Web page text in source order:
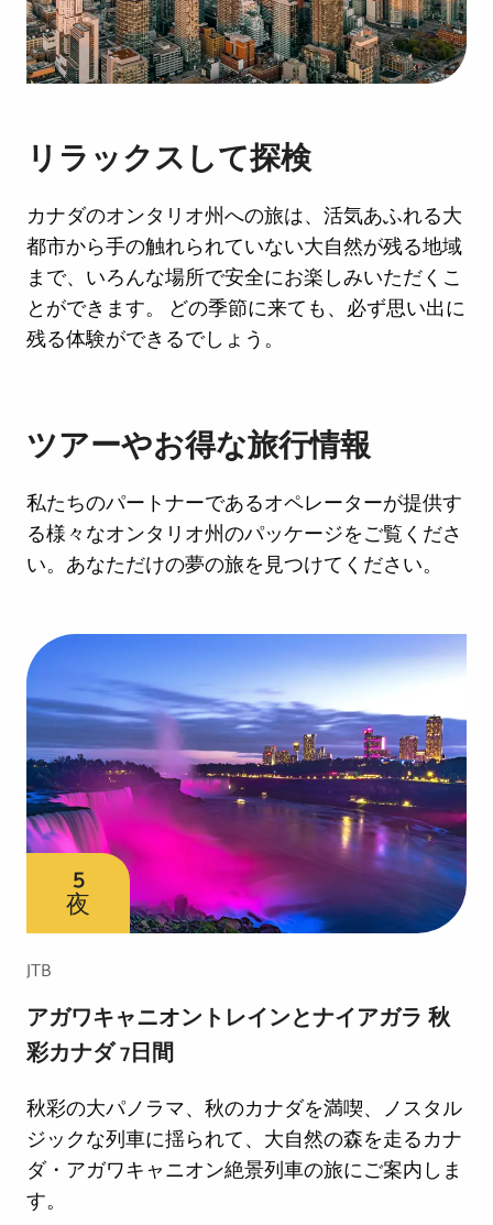
リラックスして探検
カナダのオンタリオ州への旅は、活気あふれる大
都市から手の触れられていない大自然が残る地域
まで、いろんな場所で安全にお楽しみいただくこ
とができます。 どの季節に来ても、必ず思い出に
残る体験ができるでしょう。
ツアーやお得な旅行情報
私たちのパートナーであるオペレーターが提供す
る様々なオンタリオ州のパッケージをご覧くださ
い。あなただけの夢の旅を見つけてください。
5
夜
JTB
アガワキャニオントレインとナイアガラ 秋
彩カナダ 7日間
秋彩の大パノラマ、秋のカナダを満喫、ノスタル
ジックな列車に揺られて、大自然の森を走るカナ
ダ・アガワキャニオン絶景列車の旅にご案内しま
す。